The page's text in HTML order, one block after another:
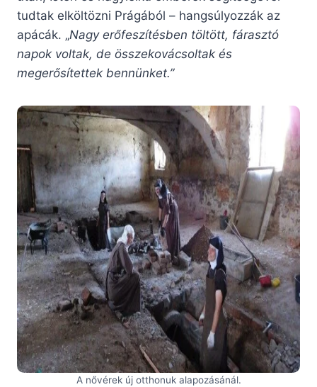
tudtak elköltözni Prágából – hangsúlyozzák az
apácák. „Nagy erőfeszítésben töltött, fárasztó
napok voltak, de összekovácsoltak és
megerősítettek bennünket.”
A nővérek új otthonuk alapozásánál.